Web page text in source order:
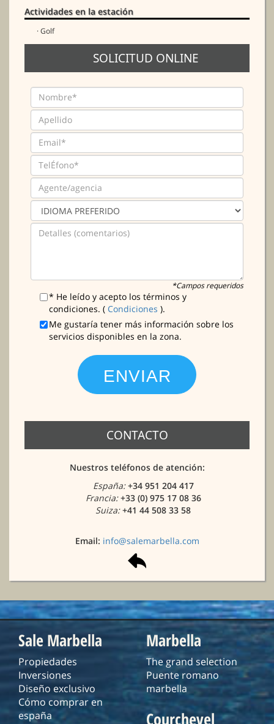
Actividades en la estación
· Golf
SOLICITUD ONLINE
*Campos requeridos
* He leído y acepto los términos y
condiciones. ( Condiciones ).
Me gustaría tener más información sobre los
servicios disponibles en la zona.
CONTACTO
Nuestros teléfonos de atención:
España:+34 951 204 417
Francia:+33 (0) 975 17 08 36
Suiza:+41 44 508 33 58
Email: info@salemarbella.com
Sale Marbella
Propiedades
Inversiones
Diseño exclusivo
Cómo comprar en
españa
Marbella
The grand selection
Puente romano
marbella
Courchevel